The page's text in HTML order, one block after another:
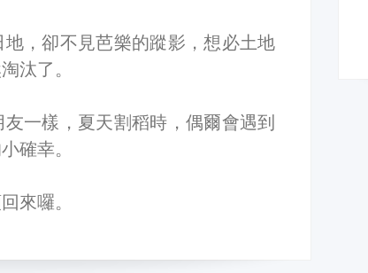
，卻不見芭樂的蹤影，想必土地
汰了。
一樣，夏天割稻時，偶爾會遇到
確幸。
來囉。